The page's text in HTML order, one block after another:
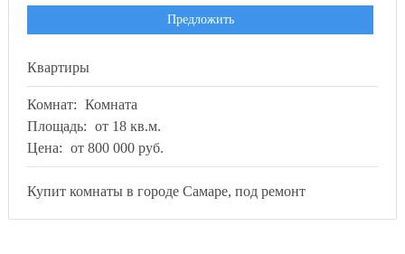
Предложить
Квартиры
Комнат: Комната
Площадь: от 18 кв.м.
Цена: от 800 000 руб.
Купит комнаты в городе Самаре, под ремонт